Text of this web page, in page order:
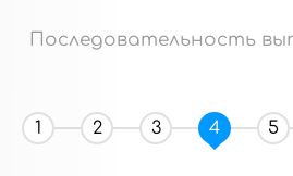
Последовательность
1 2 3 4 5